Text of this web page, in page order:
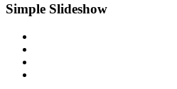
Simple Slideshow